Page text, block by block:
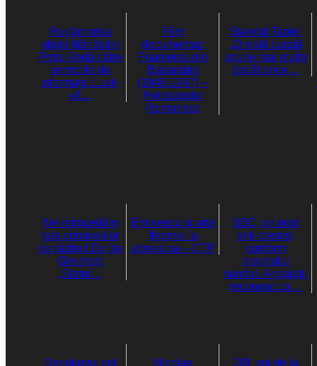
Rugămintea
obştii Mănăstirii
Petru Vodă către
serviciile de
informaţii: Luaţi-
vă…
Film
documentar:
Foametea din
Basarabia
(1946-1947) –
Holocaustul
Romanesc
Stareţul Tadei:
„O viaţă curată
spune mai multe
decât orice…
Ne retrocedăm
ţara criminalilor
de război! Dr. Ilie
Gherheş:
„Statul…
Eminescu și arta
flegmei la
adresa sa – CTP
BBC, un post
anti-crestin,
conform
propriului
sondaj. Angajatii
recunosc ca…
Derinkuyu, cel Nicolae 201 ani de la